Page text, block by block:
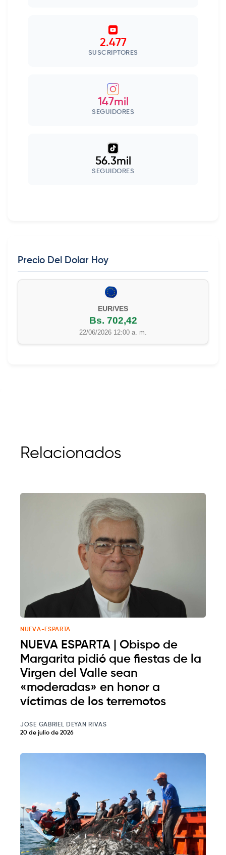
2.477
SUSCRIPTORES
147mil
SEGUIDORES
56.3mil
SEGUIDORES
Precio Del Dolar Hoy
EUR/VES
Bs. 702,42
22/06/2026 12:00 a. m.
Relacionados
NUEVA-ESPARTA
NUEVA ESPARTA | Obispo de
Margarita pidió que fiestas de la
Virgen del Valle sean
«moderadas» en honor a
víctimas de los terremotos
JOSE GABRIEL DEYAN RIVAS
20 de julio de 2026